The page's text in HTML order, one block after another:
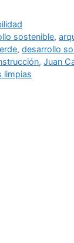
sostenible,
, desarrollo
, Juan
limpias